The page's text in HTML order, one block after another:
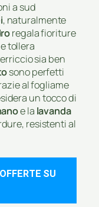
a sud
, naturalmente
regala fioriture
tollera
sia ben
sono perfetti
al fogliame
un tocco di
e la lavanda
resistenti al
SU